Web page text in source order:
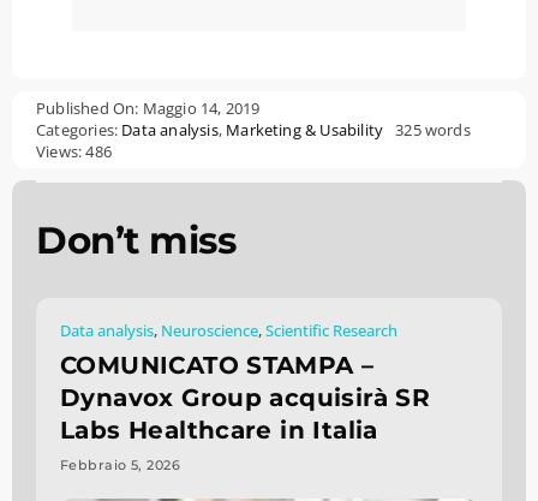
Published On: Maggio 14, 2019
Categories: Data analysis, Marketing & Usability 325 words
Views: 486
Don’t miss
Data analysis, Neuroscience,Scientific Research
COMUNICATO STAMPA –
Dynavox Group acquisirà SR
Labs Healthcare in Italia
Febbraio 5, 2026